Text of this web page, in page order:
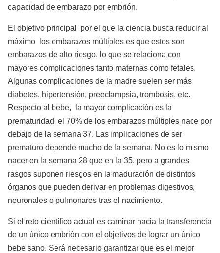
capacidad de embarazo por embrión.
El objetivo principal por el que la ciencia busca reducir al
máximo los embarazos múltiples es que estos son
embarazos de alto riesgo, lo que se relaciona con
mayores complicaciones tanto maternas como fetales.
Algunas complicaciones de la madre suelen ser más
diabetes, hipertensión, preeclampsia, trombosis, etc.
Respecto al bebe, la mayor complicación es la
prematuridad, el 70% de los embarazos múltiples nace por
debajo de la semana 37. Las implicaciones de ser
prematuro depende mucho de la semana. No es lo mismo
nacer en la semana 28 que en la 35, pero a grandes
rasgos suponen riesgos en la maduración de distintos
órganos que pueden derivar en problemas digestivos,
neuronales o pulmonares tras el nacimiento.
Si el reto científico actual es caminar hacia la transferencia
de un único embrión con el objetivos de lograr un único
bebe sano. Será necesario garantizar que es el mejor